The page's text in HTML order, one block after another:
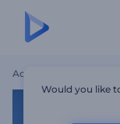
Accueil
Would you like